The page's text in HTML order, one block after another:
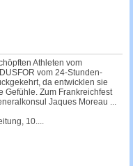
Athleten vom
vom 24-Stunden-
da entwicklen sie
Gefühle. Zum Frankreichfest
Jaques Moreau ...
10....